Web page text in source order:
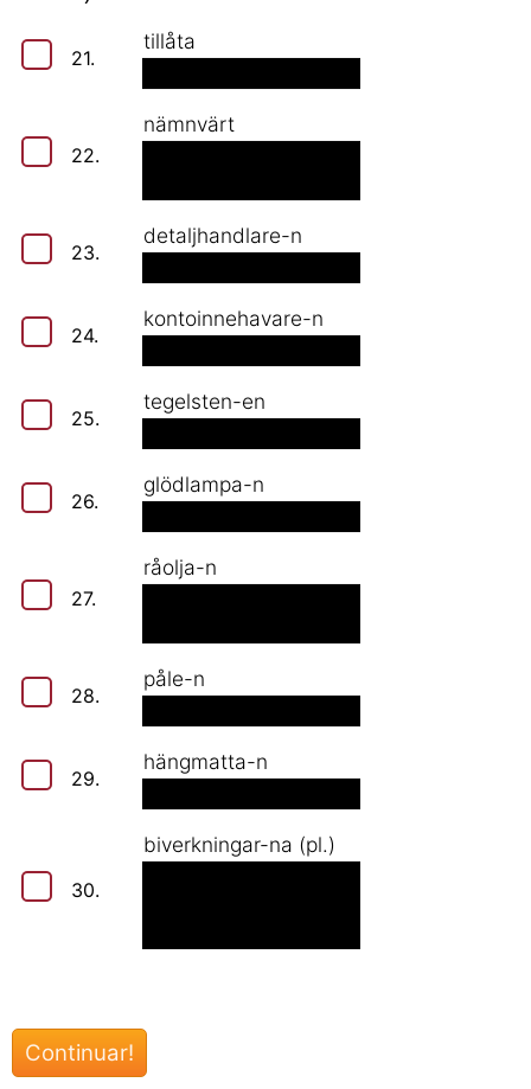
21.
tillåta
22.
nämnvärt
23.
detaljhandlare-n
24.
kontoinnehavare-n
25.
tegelsten-en
26.
glödlampa-n
27.
råolja-n
28.
påle-n
29.
hängmatta-n
30.
biverkningar-na (pl.)